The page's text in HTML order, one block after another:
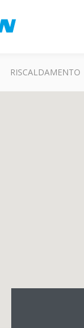
RISCALDAMENTO